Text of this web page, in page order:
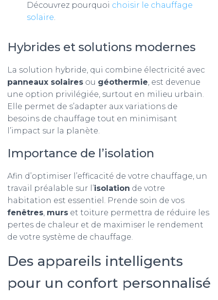
Découvrez pourquoi choisir le chauffage
solaire.
Hybrides et solutions modernes
La solution hybride, qui combine électricité avec
panneaux solaires ou géothermie, est devenue
une option privilégiée, surtout en milieu urbain.
Elle permet de s’adapter aux variations de
besoins de chauffage tout en minimisant
l’impact sur la planète.
Importance de l’isolation
Afin d’optimiser l’efficacité de votre chauffage, un
travail préalable sur l’isolation de votre
habitation est essentiel. Prende soin de vos
fenêtres, murs et toiture permettra de réduire les
pertes de chaleur et de maximiser le rendement
de votre système de chauffage.
Des appareils intelligents
pour un confort personnalisé